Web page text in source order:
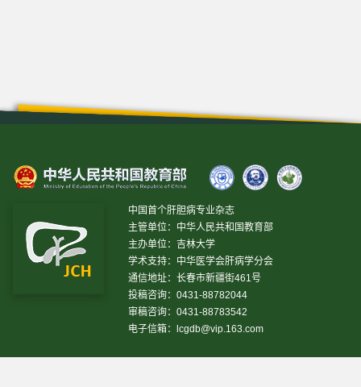
中国首个肝胆病专业杂志
主管单位：中华人民共和国教育部
主办单位：吉林大学
学术支持：中华医学会肝病学分会
通信地址：长春市新疆街461号
投稿咨询：0431-88782044
审稿咨询：0431-88783542
电子信箱：
lcgdb@vip.163.com